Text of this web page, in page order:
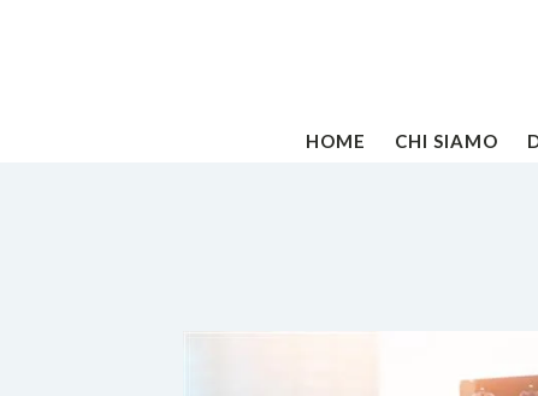
HOME CHI SIAMO